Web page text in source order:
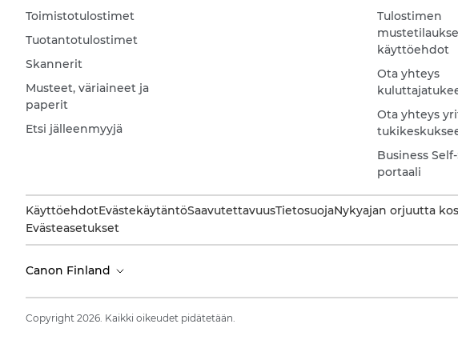
Toimistotulostimet
Tuotantotulostimet
Skannerit
Musteet, väriaineet ja
paperit
Etsi jälleenmyyjä
Tulostimen
käyttöehdot
Ota yhteys
Ota yhteys
Business
portaali
KäyttöehdotEvästekäytäntöSaavutettavuusTietosuojaNykyajan orjuutta
Evästeasetukset
Canon Finland
Copyright 2026. Kaikki oikeudet pidätetään.